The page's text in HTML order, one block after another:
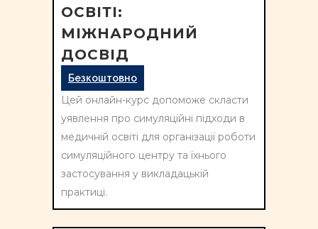
ОСВІТІ:
МІЖНАРОДНИЙ
ДОСВІД
Безкоштовно
Цей онлайн-курс допоможе скласти
уявлення про симуляційні підходи в
медичній освіті для організації роботи
симуляційного центру та їхнього
застосування у викладацькій
практиці.